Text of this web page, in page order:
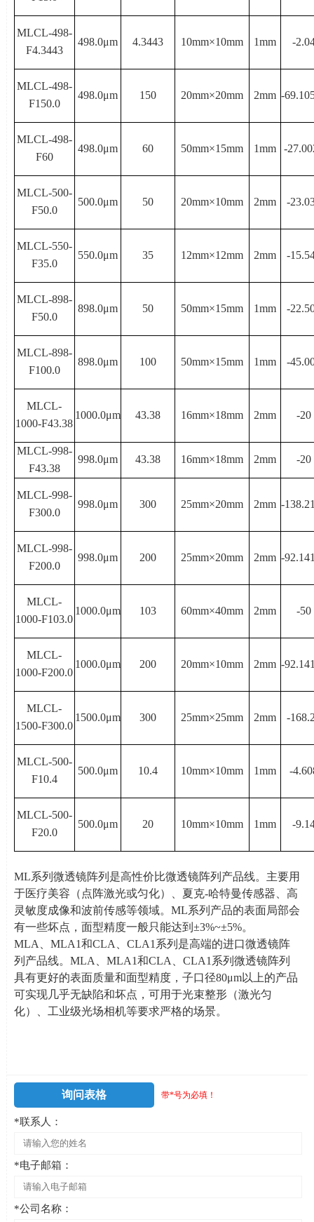
MLCL-498-
F4.3443
498.0μm 4.3443 10mm×10mm 1mm -
MLCL-498-
F150.0
498.0μm 150 20mm×20mm 2mm -
MLCL-498-
F60
498.0μm 60 50mm×15mm 1mm -
MLCL-500-
F50.0
500.0μm 50 20mm×10mm 2mm -
MLCL-550-
F35.0
550.0μm 35 12mm×12mm 2mm -
MLCL-898-
F50.0
898.0μm 50 50mm×15mm 1mm -
MLCL-898-
F100.0
898.0μm 100 50mm×15mm 1mm -
MLCL-
1000-F43.38
1000.0μm 43.38 16mm×18mm 2mm -20
MLCL-998-
F43.38
998.0μm 43.38 16mm×18mm 2mm -20
MLCL-998-
F300.0
998.0μm 300 25mm×20mm 2mm -
MLCL-998-
F200.0
998.0μm 200 25mm×20mm 2mm -
MLCL-
1000-F103.0
1000.0μm 103 60mm×40mm 2mm -50
MLCL-
1000-F200.0
1000.0μm 200 20mm×10mm 2mm -
MLCL-
1500-F300.0
1500.0μm 300 25mm×25mm 2mm -
MLCL-500-
F10.4
500.0μm 10.4 10mm×10mm 1mm -
MLCL-500-
F20.0
500.0μm 20 10mm×10mm 1mm -
ML系列微透镜阵列是高性价比微透镜阵列产品线。主要用
于医疗美容（点阵激光或匀化）、夏克-哈特曼传感器、高
灵敏度成像和波前传感等领域。 ML系列产品的表面局部会
有一些坏点，面型精度一般只能达到±3%~±5%。
MLA、 MLA1和CLA CLA1 系列是高端的进口微透镜阵
列产品线。 MLA MLA1和CLA CLA1 系列微透镜阵列
具有更好的表面质量和面型精度，子口径80μm以上的产品
可实现几乎无缺陷和坏点，可用于光束整形（激光匀
化）、工业级光场相机等要求严格的场景。
询问表格 带*号为必填！
*联系人：
*电子邮箱：
*公司名称：